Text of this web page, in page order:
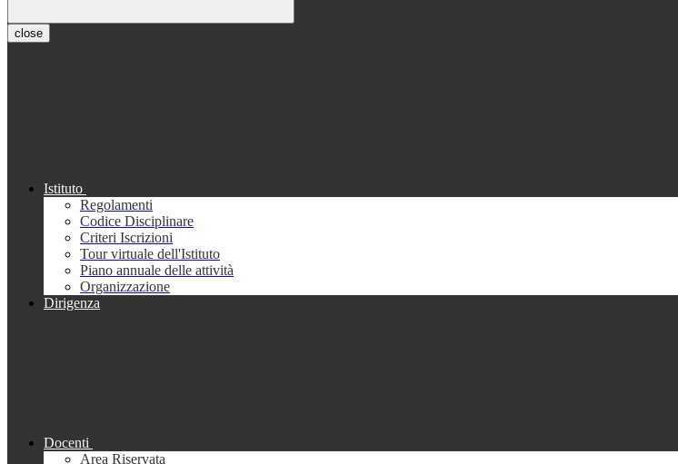
close
Istituto
Regolamenti
Codice Disciplinare
Criteri Iscrizioni
Tour virtuale dell'Istituto
Piano annuale delle attività
Organizzazione
Dirigenza
Docenti
Area Riservata